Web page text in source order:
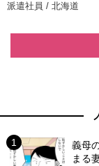
派遣社員 / 北海道
義母
まる